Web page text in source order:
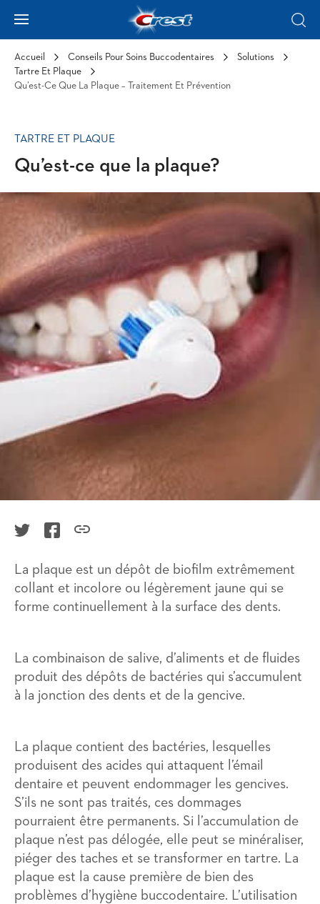
Hamburger
Accueil Conseils Pour Soins Buccodentaires
Solutions
Tartre Et Plaque
Qu’est-Ce Que La Plaque – Traitement Et Prévention
TARTRE ET PLAQUE
Qu’est-ce que la plaque?
TwitterIconFacebookIcon
LinkIcon
La plaque est un dépôt de biofilm extrêmement
collant et incolore ou légèrement jaune qui se
forme continuellement à la surface des dents.
La combinaison de salive, d’aliments et de fluides
produit des dépôts de bactéries qui s’accumulent
à la jonction des dents et de la gencive.
La plaque contient des bactéries, lesquelles
produisent des acides qui attaquent l’émail
dentaire et peuvent endommager les gencives.
S’ils ne sont pas traités, ces dommages
pourraient être permanents. Si l’accumulation de
plaque n’est pas délogée, elle peut se minéraliser,
piéger des taches et se transformer en tartre. La
plaque est la cause première de bien des
problèmes d’hygiène buccodentaire. L’utilisation